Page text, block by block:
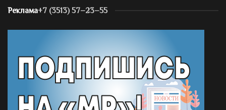
Реклама+7 (3513) 57–23–55